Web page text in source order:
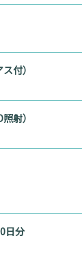
付）
射）
日分